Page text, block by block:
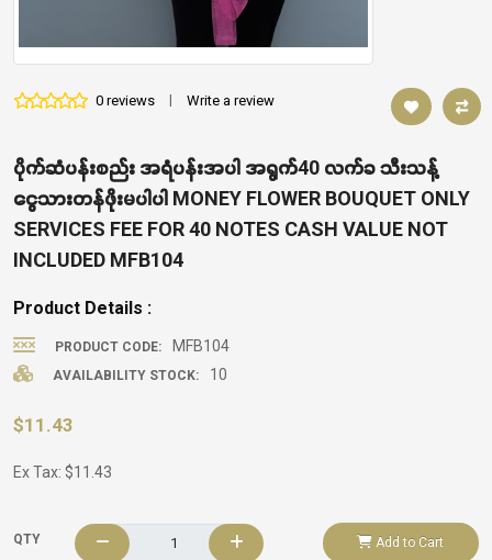
0 reviews | Write a review
ပိုက်ဆံပန်းစည်း အရံပန်းအပါ အရွက်40 လက်ခ သီးသန့်
ငွေသားတန်ဖိုးမပါပါ MONEY FLOWER BOUQUET ONLY
SERVICES FEE FOR 40 NOTES CASH VALUE NOT
INCLUDED MFB104
Product Details :
PRODUCT CODE: MFB104
AVAILABILITY STOCK: 10
$11.43
Ex Tax: $11.43
QTY Add to Cart